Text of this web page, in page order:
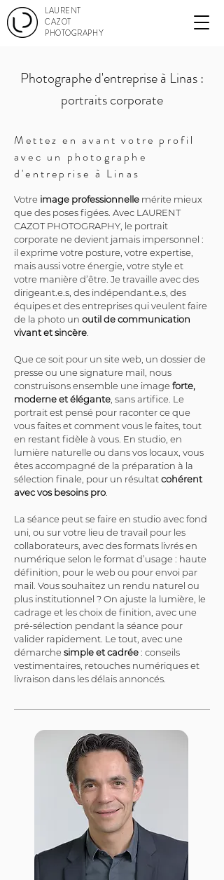
LAURENT
CAZOT
PHOTOGRAPHY
Photographe d'entreprise à Linas :
portraits corporate
Mettez en avant votre profil
avec un photographe
d'entreprise à Linas
Votre image professionnelle mérite mieux
que des poses figées. Avec LAURENT
CAZOT PHOTOGRAPHY, le portrait
corporate ne devient jamais impersonnel :
il exprime votre posture, votre expertise,
mais aussi votre énergie, votre style et
votre manière d’être. Je travaille avec des
dirigeant.e.s, des indépendant.e.s, des
équipes et des entreprises qui veulent faire
de la photo un outil de communication
vivant et sincère
Que ce soit pour un site web, un dossier de
presse ou une signature mail, nous
construisons ensemble une image forte,
moderne et élégante , sans artifice. Le
portrait est pensé pour raconter ce que
vous faites et comment vous le faites, tout
en restant fidèle à vous. En studio, en
lumière naturelle ou dans vos locaux, vous
êtes accompagné de la préparation à la
sélection finale, pour un résultat cohérent
avec vos besoins pro
La séance peut se faire en studio avec fond
uni, ou sur votre lieu de travail pour les
collaborateurs, avec des formats livrés en
numérique selon le format d’usage : haute
définition, pour le web ou pour envoi par
mail. Vous souhaitez un rendu naturel ou
plus institutionnel ? On ajuste la lumière, le
cadrage et les choix de finition, avec une
pré-sélection pendant la séance pour
valider rapidement. Le tout, avec une
démarche simple et cadrée : conseils
vestimentaires, retouches numériques et
livraison dans les délais annoncés.